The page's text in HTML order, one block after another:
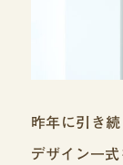
昨年に引き
デザイン一式